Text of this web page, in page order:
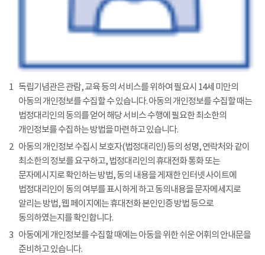
1 독립기념관은 관람, 교육 등의 서비스를 위하여 필요시 14세 미만의
아동의 개인정보를 수집할 수 있습니다. 아동의 개인정보를 수집할 때는
법정대리인의 동의를 얻어 해당 서비스 수행에 필요한 최소한의
개인정보를 수집하는 방법을 마련하고 있습니다.
2 아동의 개인정보 수집시 보호자(법정대리인) 등의 성명, 연락처와 같이
최소한의 정보를 요구하고, 법정대리인의 휴대전화 통화 또는
문자메시지로 확인하는 방법, 동의 내용을 게재한 인터넷 사이트에
법정대리인이 동의 여부를 표시하게 하고 동의내용을 문자메세지로
알리는 방법, 웹 페이지에는 휴대전화 본인인증 방법 등으로
동의하였는지를 확인합니다.
3 아동에게 개인정보를 수집할 때에는 아동을 위한 쉬운 어휘의 안내문을
준비하고 있습니다.